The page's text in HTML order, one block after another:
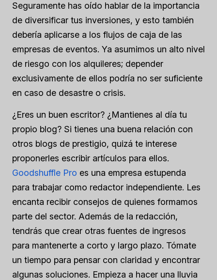
Seguramente has oído hablar de la importancia
de diversificar tus inversiones, y esto también
debería aplicarse a los flujos de caja de las
empresas de eventos. Ya asumimos un alto nivel
de riesgo con los alquileres; depender
exclusivamente de ellos podría no ser suficiente
en caso de desastre o crisis.
¿Eres un buen escritor? ¿Mantienes al día tu
propio blog? Si tienes una buena relación con
otros blogs de prestigio, quizá te interese
proponerles escribir artículos para ellos.
Goodshuffle Pro es una empresa estupenda
para trabajar como redactor independiente. Les
encanta recibir consejos de quienes formamos
parte del sector. Además de la redacción,
tendrás que crear otras fuentes de ingresos
para mantenerte a corto y largo plazo. Tómate
un tiempo para pensar con claridad y encontrar
algunas soluciones. Empieza a hacer una lluvia